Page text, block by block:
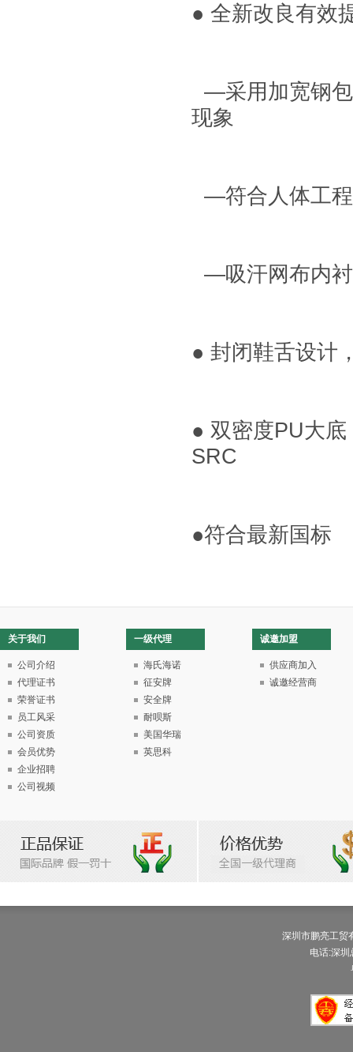
● 全新改良有效
—采用加宽钢
现象
—符合人体工
—吸汗网布内
● 封闭鞋舌设计
● 双密度PU大
SRC
●符合最新国标
关于我们
公司介绍
代理证书
荣誉证书
员工风采
公司资质
会员优势
企业招聘
公司视频
一级代理
海氏海诺
征安牌
安全牌
耐呗斯
美国华瑞
英思科
诚邀加盟
供应商加入
诚邀经营商
深圳市鹏亮工
电话:深